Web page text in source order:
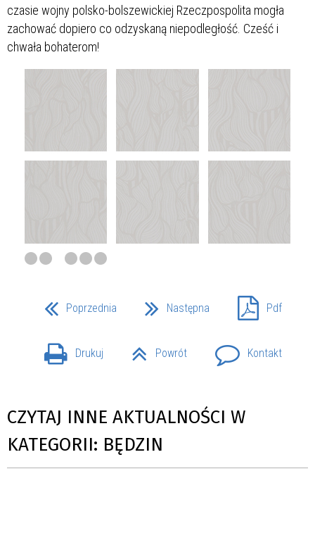
czasie wojny polsko-bolszewickiej Rzeczpospolita mogła
zachować dopiero co odzyskaną niepodległość. Cześć i
chwała bohaterom!
Poprzednia Następna Pdf
Drukuj Powrót Kontakt
CZYTAJ INNE AKTUALNOŚCI W
KATEGORII: BĘDZIN